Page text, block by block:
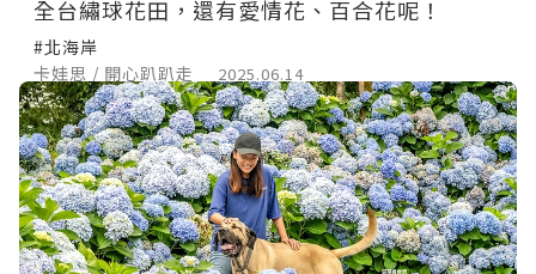
全台繡球花田，還有愛情花、百合花呢！
#北海岸
卡娃思 / 開心趴趴走
2025.06.14